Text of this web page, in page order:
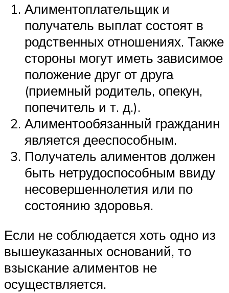
Алиментоплательщик и
получатель выплат состоят в
родственных отношениях. Также
стороны могут иметь зависимое
положение друг от друга
(приемный родитель, опекун,
попечитель и т. д.).
Алиментообязанный гражданин
является дееспособным.
Получатель алиментов должен
быть нетрудоспособным ввиду
несовершеннолетия или по
состоянию здоровья.
Если не соблюдается хоть одно из
вышеуказанных оснований, то
взыскание алиментов не
осуществляется.